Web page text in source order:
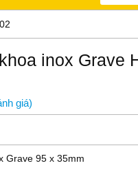
inox Grave
giá)
Grave 95 x 35mm